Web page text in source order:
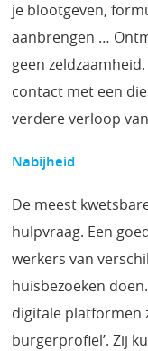
je blootgeven,
aanbrengen …
geen
contact met een
verdere verloop
Nabijheid
De meest
hulpvraag. Een
werkers van
huisbezoeken
digitale platformen
burgerprofiel’. Zij